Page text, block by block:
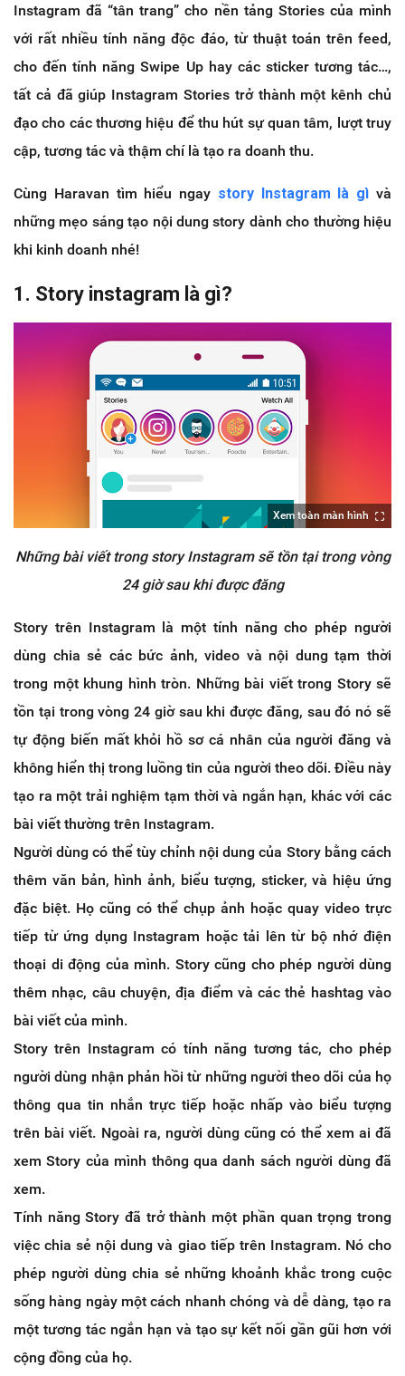
Instagram đã “tân trang” cho nền tảng Stories của mình
với rất nhiều tính năng độc đáo, từ thuật toán trên feed,
cho đến tính năng Swipe Up hay các sticker tương tác…,
tất cả đã giúp Instagram Stories trở thành một kênh chủ
đạo cho các thương hiệu để thu hút sự quan tâm, lượt truy
cập, tương tác và thậm chí là tạo ra doanh thu.
Cùng Haravan tìm hiểu ngay story Instagram là gì và
những mẹo sáng tạo nội dung story dành cho thường hiệu
khi kinh doanh nhé!
1. Story instagram là gì?
Xem toàn màn hình
Những bài viết trong story Instagram sẽ tồn tại trong vòng
24 giờ sau khi được đăng
Story trên Instagram là một tính năng cho phép người
dùng chia sẻ các bức ảnh, video và nội dung tạm thời
trong một khung hình tròn. Những bài viết trong Story sẽ
tồn tại trong vòng 24 giờ sau khi được đăng, sau đó nó sẽ
tự động biến mất khỏi hồ sơ cá nhân của người đăng và
không hiển thị trong luồng tin của người theo dõi. Điều này
tạo ra một trải nghiệm tạm thời và ngắn hạn, khác với các
bài viết thường trên Instagram.
Người dùng có thể tùy chỉnh nội dung của Story bằng cách
thêm văn bản, hình ảnh, biểu tượng, sticker, và hiệu ứng
đặc biệt. Họ cũng có thể chụp ảnh hoặc quay video trực
tiếp từ ứng dụng Instagram hoặc tải lên từ bộ nhớ điện
thoại di động của mình. Story cũng cho phép người dùng
thêm nhạc, câu chuyện, địa điểm và các thẻ hashtag vào
bài viết của mình.
Story trên Instagram có tính năng tương tác, cho phép
người dùng nhận phản hồi từ những người theo dõi của họ
thông qua tin nhắn trực tiếp hoặc nhấp vào biểu tượng
trên bài viết. Ngoài ra, người dùng cũng có thể xem ai đã
xem Story của mình thông qua danh sách người dùng đã
xem.
Tính năng Story đã trở thành một phần quan trọng trong
việc chia sẻ nội dung và giao tiếp trên Instagram. Nó cho
phép người dùng chia sẻ những khoảnh khắc trong cuộc
sống hàng ngày một cách nhanh chóng và dễ dàng, tạo ra
một tương tác ngắn hạn và tạo sự kết nối gần gũi hơn với
cộng đồng của họ.